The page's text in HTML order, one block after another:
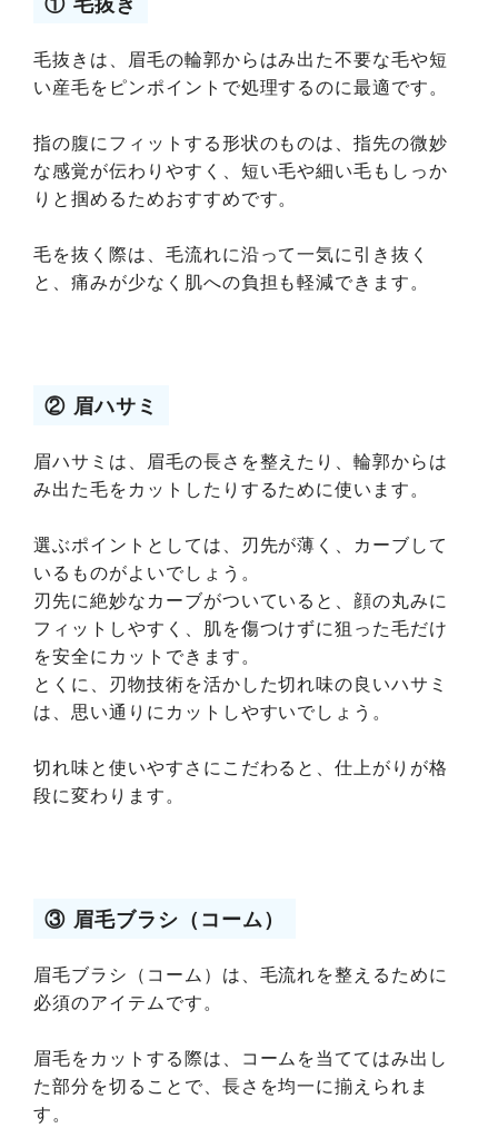
毛抜きは、眉毛の輪郭からはみ出た不要な毛や短
い産毛をピンポイントで処理するのに最適です。
指の腹にフィットする形状のものは、指先の微妙
な感覚が伝わりやすく、短い毛や細い毛もしっか
りと掴めるためおすすめです。
毛を抜く際は、毛流れに沿って一気に引き抜く
と、痛みが少なく肌への負担も軽減できます。
② 眉ハサミ
眉ハサミは、眉毛の長さを整えたり、輪郭からは
み出た毛をカットしたりするために使います。
選ぶポイントとしては、刃先が薄く、カーブして
いるものがよいでしょう。
刃先に絶妙なカーブがついていると、顔の丸みに
フィットしやすく、肌を傷つけずに狙った毛だけ
を安全にカットできます。
とくに、刃物技術を活かした切れ味の良いハサミ
は、思い通りにカットしやすいでしょう。
切れ味と使いやすさにこだわると、仕上がりが格
段に変わります。
③ 眉毛ブラシ（コーム）
眉毛ブラシ（コーム）は、毛流れを整えるために
必須のアイテムです。
眉毛をカットする際は、コームを当ててはみ出し
た部分を切ることで、長さを均一に揃えられま
す。